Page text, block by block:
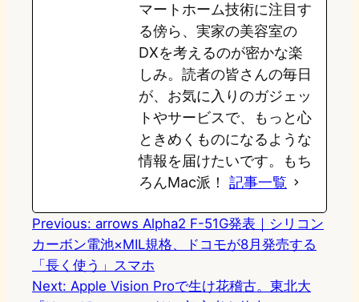
マートホーム技術に注目す
る傍ら、実家の美容室の
DXを考えるのが密かな楽
しみ。読者の皆さんの毎日
が、お気に入りのガジェッ
トやサービスで、もっと心
ときめくものになるような
情報を届けたいです。もち
ろんMac派！ 記事一覧
Previous: arrows Alpha2 F-51G発表｜シリコン
カーボン電池×MIL規格、ドコモが8月発売する
「長く使う」スマホ
Next: Apple Vision Proで生け花稽古。東北大